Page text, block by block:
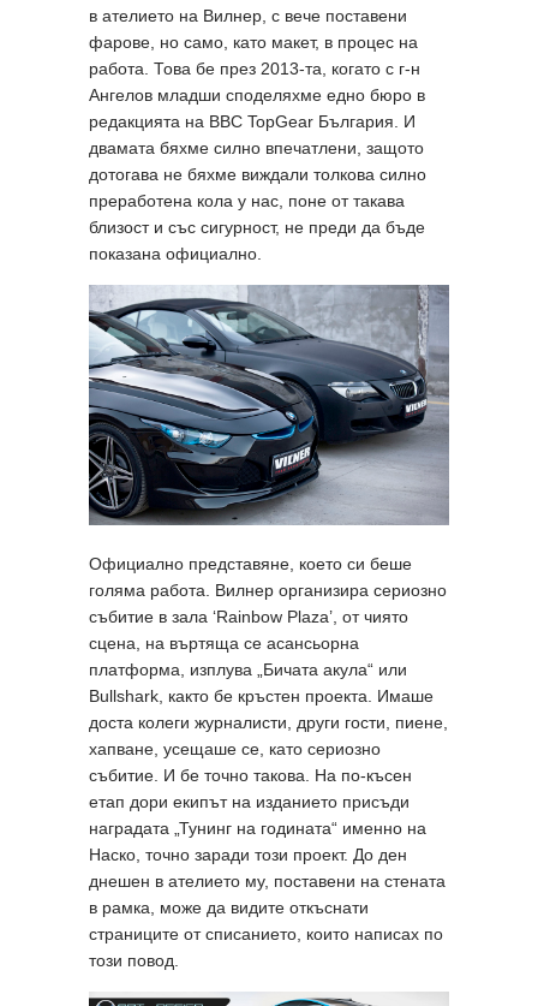
в ателието на Вилнер, с вече поставени
фарове, но само, като макет, в процес на
работа. Това бе през 2013-та, когато с г-н
Ангелов младши споделяхме едно бюро в
редакцията на BBC TopGear България. И
двамата бяхме силно впечатлени, защото
дотогава не бяхме виждали толкова силно
преработена кола у нас, поне от такава
близост и със сигурност, не преди да бъде
показана официално.
Официално представяне, което си беше
голяма работа. Вилнер организира сериозно
събитие в зала ‘Rainbow Plaza’, от чиято
сцена, на въртяща се асансьорна
платформа, изплува „Бичата акула“ или
Bullshark, както бе кръстен проекта. Имаше
доста колеги журналисти, други гости, пиене,
хапване, усещаше се, като сериозно
събитие. И бе точно такова. На по-късен
етап дори екипът на изданието присъди
наградата „Тунинг на годината“ именно на
Наско, точно заради този проект. До ден
днешен в ателието му, поставени на стената
в рамка, може да видите откъснати
страниците от списанието, които написах по
този повод.